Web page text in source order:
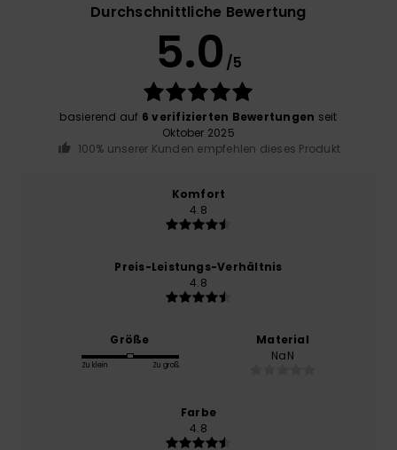
Durchschnittliche Bewertung
5.0 /5
basierend auf 6 verifizierten Bewertungen seit
Oktober 2025
100% unserer Kunden empfehlen dieses Produkt
Komfort
4.8
Preis-Leistungs-Verhältnis
4.8
Größe
Zu klein Zu groß
Material
NaN
Farbe
4.8